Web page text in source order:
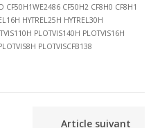
CF50H1WE2486 CF50H2 CF8H0 CF8H1
HYTREL25H HYTREL30H
PLOTVIS140H PLOTVIS16H
PLOTVISCFB138
Article suivant